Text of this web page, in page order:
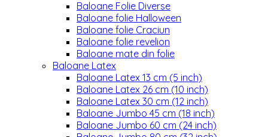
Baloane Folie Diverse
Baloane folie Halloween
Baloane folie Craciun
Baloane folie revelion
Baloane mate din folie
Baloane Latex
Baloane Latex 13 cm (5 inch)
Baloane Latex 26 cm (10 inch)
Baloane Latex 30 cm (12 inch)
Baloane Jumbo 45 cm (18 inch)
Baloane Jumbo 60 cm (24 inch)